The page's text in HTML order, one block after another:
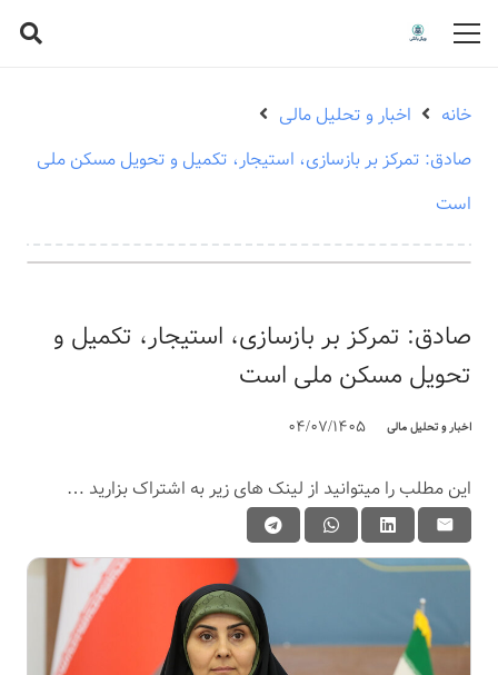
خانه
اخبار و تحلیل مالی
صادق: تمرکز بر بازسازی، استیجار، تکمیل و تحویل مسکن ملی
است
صادق: تمرکز بر بازسازی، استیجار، تکمیل و
تحویل مسکن ملی است
اخبار و تحلیل مالی 04/07/1405
این مطلب را میتوانید از لینک های زیر به اشتراک بزارید …